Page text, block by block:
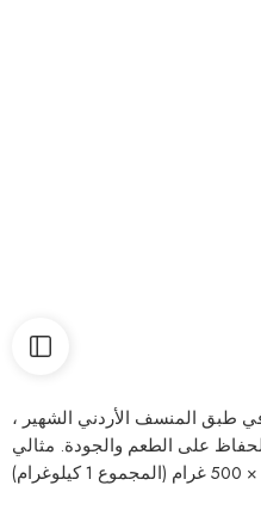
في طبق المنسف الأردني الشهير ،
1 كيلوغرام) ، مما يسهل التخزين والاستخدام مع الحفاظ على الطعم والجودة. مثالي